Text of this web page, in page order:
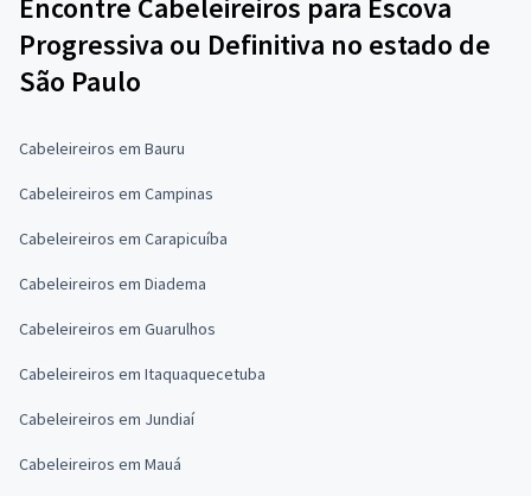
Encontre Cabeleireiros para Escova
Progressiva ou Definitiva no estado de
São Paulo
Cabeleireiros em Bauru
Cabeleireiros em Campinas
Cabeleireiros em Carapicuíba
Cabeleireiros em Diadema
Cabeleireiros em Guarulhos
Cabeleireiros em Itaquaquecetuba
Cabeleireiros em Jundiaí
Cabeleireiros em Mauá